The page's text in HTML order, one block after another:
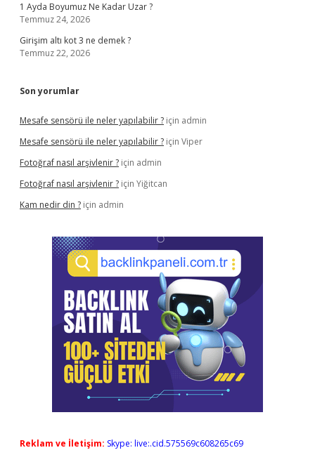
1 Ayda Boyumuz Ne Kadar Uzar ?
Temmuz 24, 2026
Girişim altı kot 3 ne demek ?
Temmuz 22, 2026
Son yorumlar
Mesafe sensörü ile neler yapılabilir ? için admin
Mesafe sensörü ile neler yapılabilir ? için Viper
Fotoğraf nasıl arşivlenir ? için admin
Fotoğraf nasıl arşivlenir ? için Yiğitcan
Kam nedir din ? için admin
Reklam ve İletişim: Skype: live:.cid.575569c608265c69